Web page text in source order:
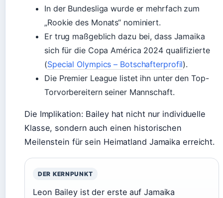
In der Bundesliga wurde er mehrfach zum
„Rookie des Monats“ nominiert.
Er trug maßgeblich dazu bei, dass Jamaika
sich für die Copa América 2024 qualifizierte
(Special Olympics – Botschafterprofil).
Die Premier League listet ihn unter den Top-
Torvorbereitern seiner Mannschaft.
Die Implikation: Bailey hat nicht nur individuelle
Klasse, sondern auch einen historischen
Meilenstein für sein Heimatland Jamaika erreicht.
DER KERNPUNKT
Leon Bailey ist der erste auf Jamaika